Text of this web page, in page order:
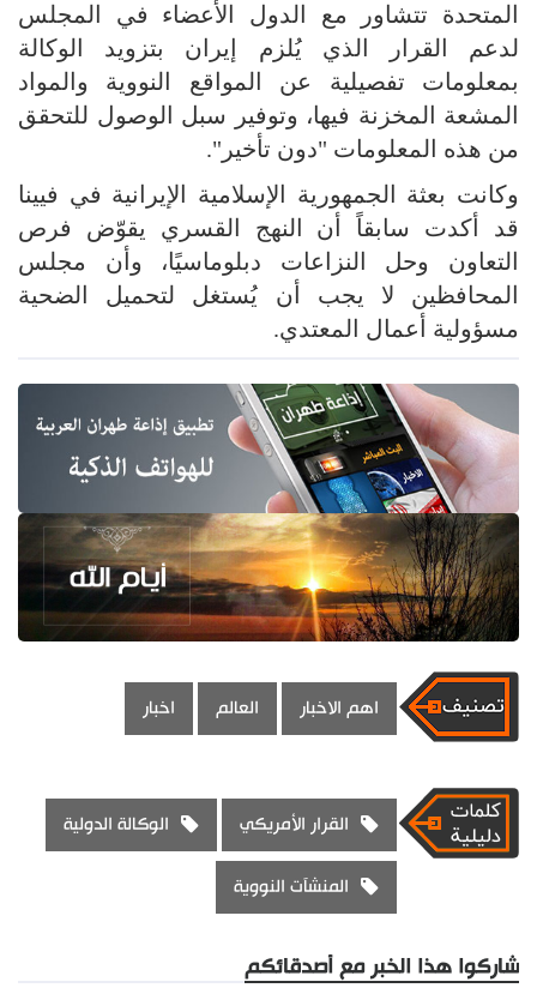
المتحدة تتشاور مع الدول الأعضاء في المجلس
لدعم القرار الذي يُلزم إيران بتزويد الوكالة
بمعلومات تفصيلية عن المواقع النووية والمواد
المشعة المخزنة فيها، وتوفير سبل الوصول للتحقق
من هذه المعلومات "دون تأخير".
وكانت بعثة الجمهورية الإسلامية الإيرانية في فيينا
قد أكدت سابقاً أن النهج القسري يقوّض فرص
التعاون وحل النزاعات دبلوماسيًا، وأن مجلس
المحافظين لا يجب أن يُستغل لتحميل الضحية
مسؤولية أعمال المعتدي.
اهم الاخبار العالم اخبار
القرار الأمريكي الوكالة الدولية
المنشآت النووية
شاركوا هذا الخبر مع أصدقائكم